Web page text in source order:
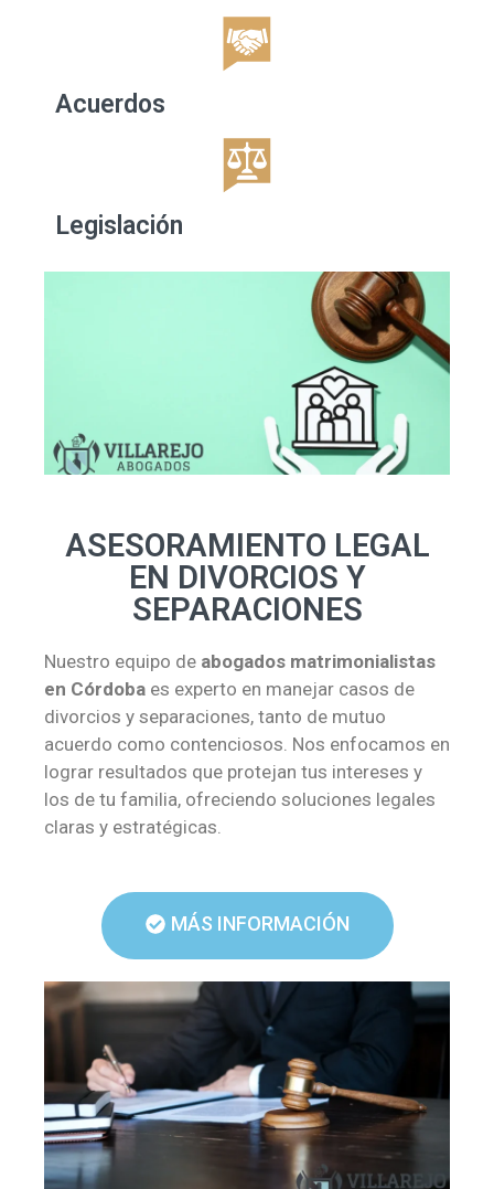
Acuerdos
Legislación
ASESORAMIENTO LEGAL
EN DIVORCIOS Y
SEPARACIONES
Nuestro equipo de abogados matrimonialistas
en Córdoba es experto en manejar casos de
divorcios y separaciones, tanto de mutuo
acuerdo como contenciosos. Nos enfocamos en
lograr resultados que protejan tus intereses y
los de tu familia, ofreciendo soluciones legales
claras y estratégicas.
MÁS INFORMACIÓN